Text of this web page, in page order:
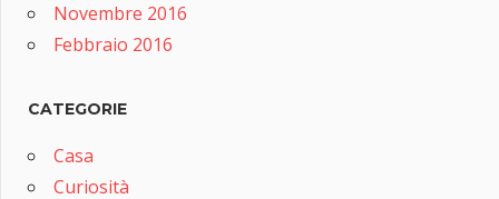
Novembre 2016
Febbraio 2016
CATEGORIE
Casa
Curiosità